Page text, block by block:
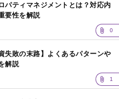
パティマネジメントとは？対応内
要性を解説
0
失敗の末路】よくあるパターンや
解説
1